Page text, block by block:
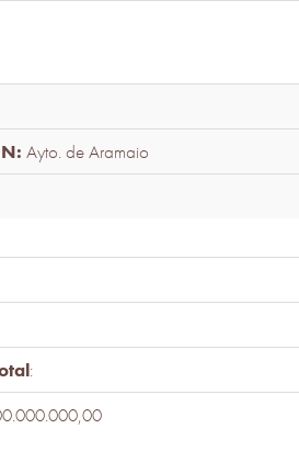
Ayto. de Aramaio
: